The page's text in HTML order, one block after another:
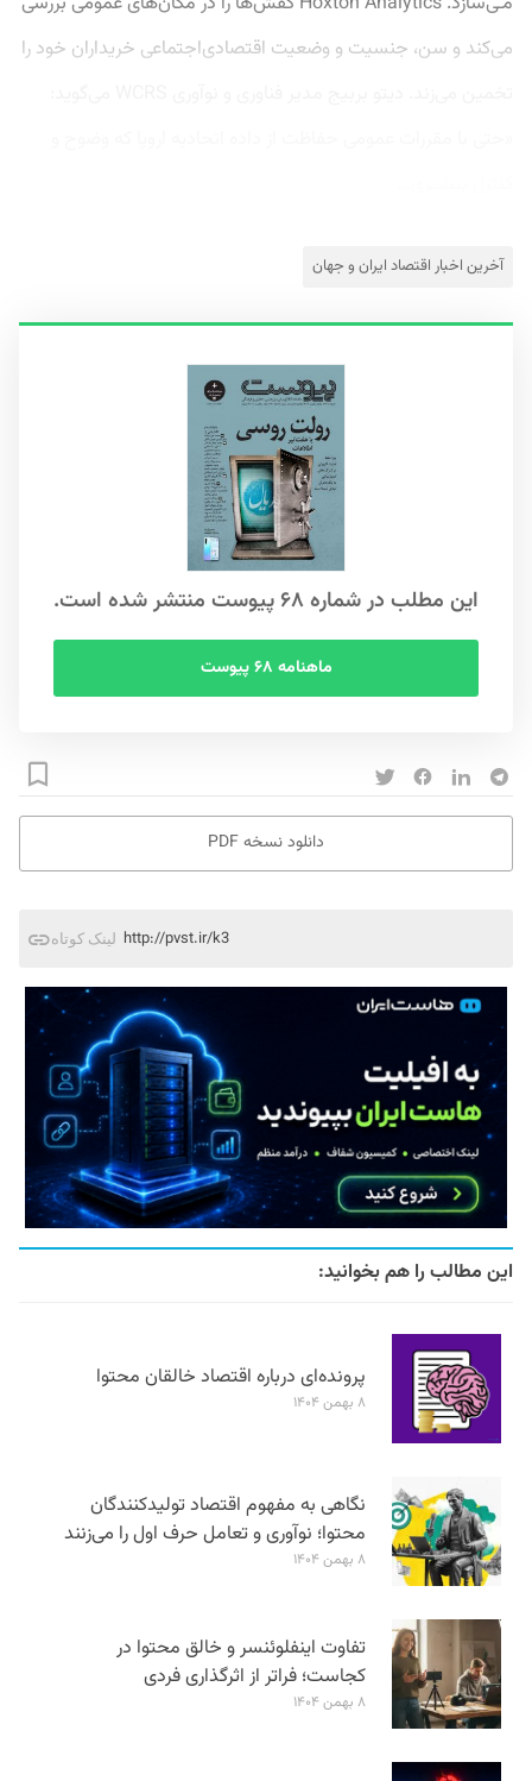
می‌کند و سن، جنسیت و وضعیت اقتصادی‌اجتماعی خریداران خود را
آخرین اخبار اقتصاد ایران و جهان
این مطلب در شماره ۶۸ پیوست منتشر شده است.
ماهنامه ۶۸ پیوست
دانلود نسخه PDF
لینک کوتاه http://pvst.ir/k3
این مطالب را هم بخوانید:
پرونده‌ای درباره اقتصاد خالقان محتوا
۸ بهمن ۱۴۰۴
نگاهی به مفهوم اقتصاد تولیدکنندگان
محتوا؛ نوآوری و تعامل حرف اول را می‌زنند
۸ بهمن ۱۴۰۴
تفاوت اینفلوئنسر و خالق محتوا در
کجاست؛ فراتر از اثرگذاری فردی
۸ بهمن ۱۴۰۴